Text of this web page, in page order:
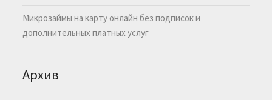
Микрозаймы на карту онлайн без подписок и
дополнительных платных услуг
Архив